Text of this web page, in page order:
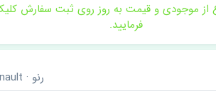
از موجودی و قیمت به روز روی ثبت سفارش
فرمایید.
رنو · Renault